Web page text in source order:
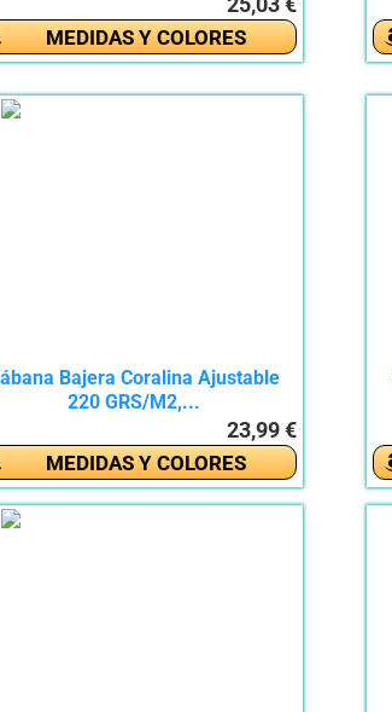
MEDIDAS Y COLORES
Bajera Coralina Ajustable
220 GRS/M2,...
23,99 €
MEDIDAS Y COLORES